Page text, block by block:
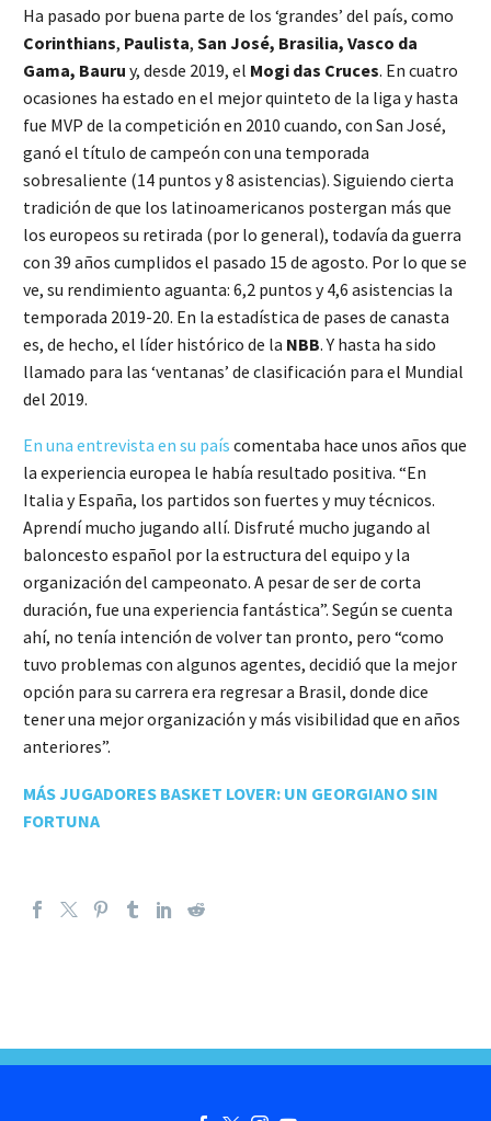
Ha pasado por buena parte de los ‘grandes’ del país, como
Corinthians, Paulista, San José, Brasilia, Vasco da
Gama, Bauru y, desde 2019, el Mogi das Cruces. En cuatro
ocasiones ha estado en el mejor quinteto de la liga y hasta
fue MVP de la competición en 2010 cuando, con San José,
ganó el título de campeón con una temporada
sobresaliente (14 puntos y 8 asistencias). Siguiendo cierta
tradición de que los latinoamericanos postergan más que
los europeos su retirada (por lo general), todavía da guerra
con 39 años cumplidos el pasado 15 de agosto. Por lo que se
ve, su rendimiento aguanta: 6,2 puntos y 4,6 asistencias la
temporada 2019-20. En la estadística de pases de canasta
es, de hecho, el líder histórico de la NBB. Y hasta ha sido
llamado para las ‘ventanas’ de clasificación para el Mundial
del 2019.
En una entrevista en su país comentaba hace unos años que
la experiencia europea le había resultado positiva. “En
Italia y España, los partidos son fuertes y muy técnicos.
Aprendí mucho jugando allí. Disfruté mucho jugando al
baloncesto español por la estructura del equipo y la
organización del campeonato. A pesar de ser de corta
duración, fue una experiencia fantástica”. Según se cuenta
ahí, no tenía intención de volver tan pronto, pero “como
tuvo problemas con algunos agentes, decidió que la mejor
opción para su carrera era regresar a Brasil, donde dice
tener una mejor organización y más visibilidad que en años
anteriores”.
MÁS JUGADORES BASKET LOVER: UN GEORGIANO SIN
FORTUNA